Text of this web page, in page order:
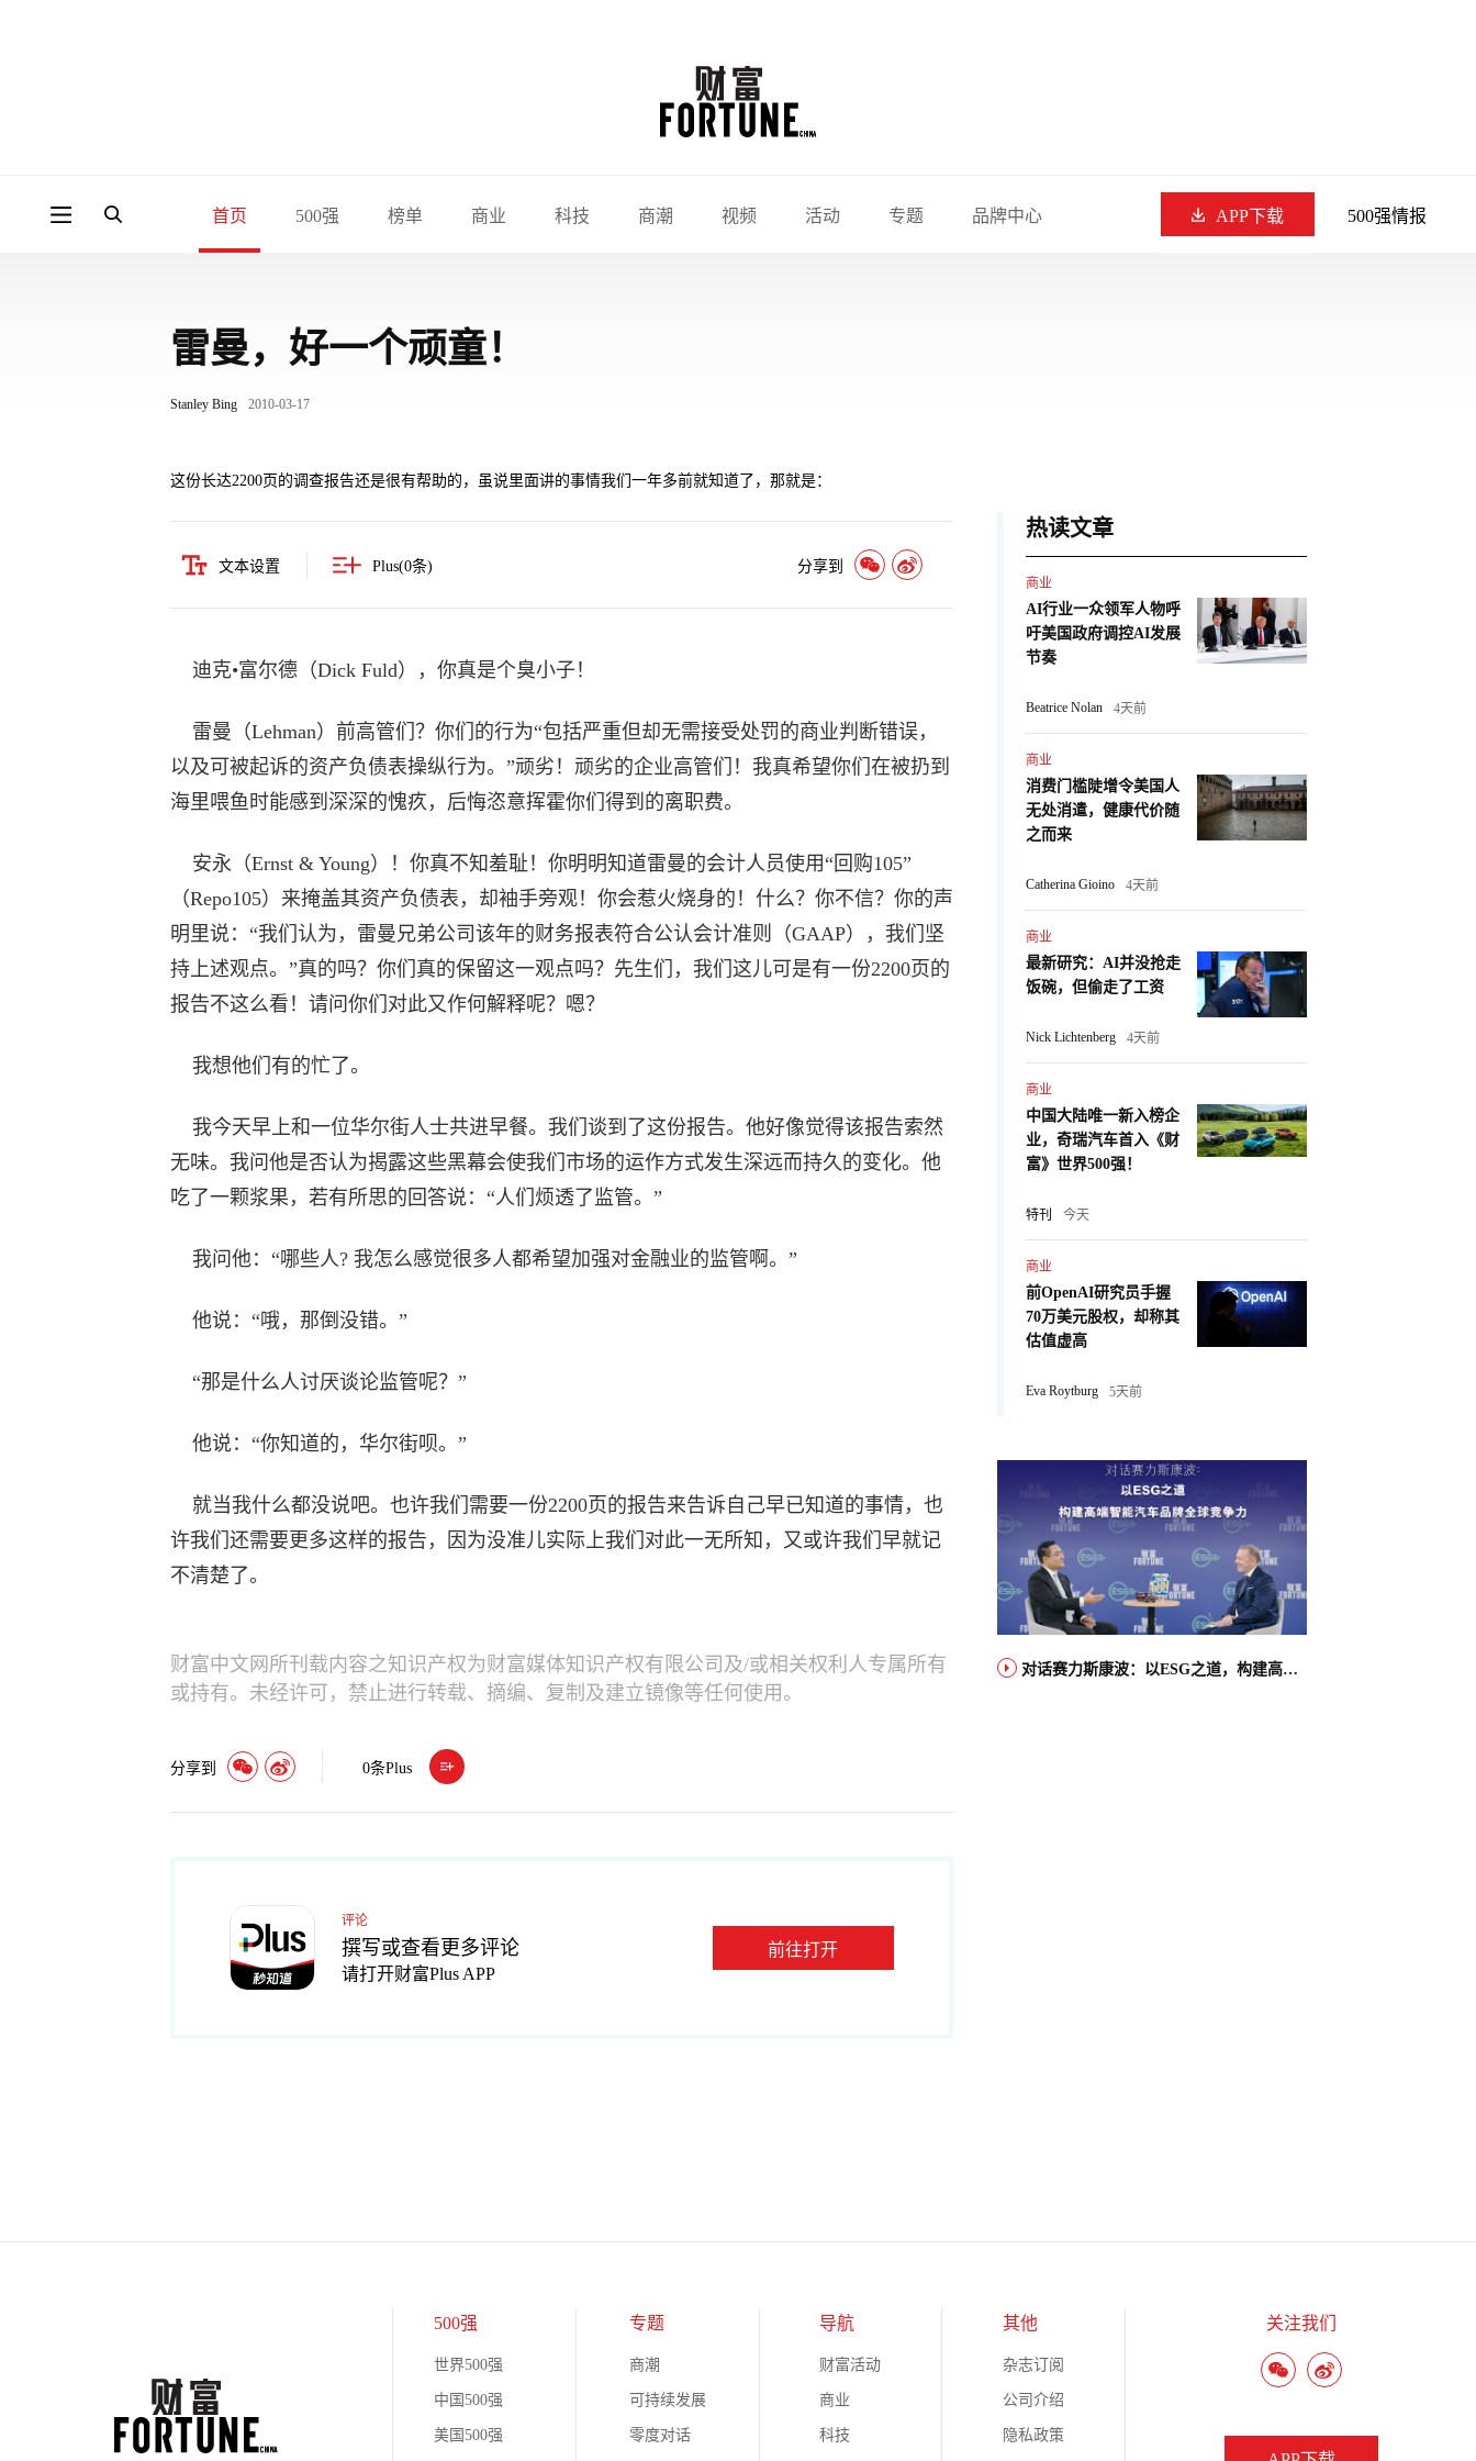
首页 500强 榜单 商业 科技 商潮 视频 活动 专题 品牌中心 APP下载 500强情报
雷曼，好一个顽童！
Stanley Bing 2010-03-17
这份长达2200页的调查报告还是很有帮助的，虽说里面讲的事情我们一年多前就知道了，那就是：
文本设置 Plus(0条) 分享到
迪克•富尔德（Dick Fuld），你真是个臭小子！
雷曼（Lehman）前高管们？你们的行为“包括严重但却无需接受处罚的商业判断错误，
以及可被起诉的资产负债表操纵行为。”顽劣！顽劣的企业高管们！我真希望你们在被扔到
海里喂鱼时能感到深深的愧疚，后悔恣意挥霍你们得到的离职费。
安永（Ernst & Young）！你真不知羞耻！你明明知道雷曼的会计人员使用“回购105”
（Repo105）来掩盖其资产负债表，却袖手旁观！你会惹火烧身的！什么？你不信？你的声
明里说：“我们认为，雷曼兄弟公司该年的财务报表符合公认会计准则（GAAP），我们坚
持上述观点。”真的吗？你们真的保留这一观点吗？先生们，我们这儿可是有一份2200页的
报告不这么看！请问你们对此又作何解释呢？嗯？
我想他们有的忙了。
我今天早上和一位华尔街人士共进早餐。我们谈到了这份报告。他好像觉得该报告索然
无味。我问他是否认为揭露这些黑幕会使我们市场的运作方式发生深远而持久的变化。他
吃了一颗浆果，若有所思的回答说：“人们烦透了监管。”
我问他：“哪些人? 我怎么感觉很多人都希望加强对金融业的监管啊。”
他说：“哦，那倒没错。”
“那是什么人讨厌谈论监管呢？”
他说：“你知道的，华尔街呗。”
就当我什么都没说吧。也许我们需要一份2200页的报告来告诉自己早已知道的事情，也
许我们还需要更多这样的报告，因为没准儿实际上我们对此一无所知，又或许我们早就记
不清楚了。
财富中文网所刊载内容之知识产权为财富媒体知识产权有限公司及/或相关权利人专属所有
或持有。未经许可，禁止进行转载、摘编、复制及建立镜像等任何使用。
分享到 0条Plus
评论
撰写或查看更多评论
请打开财富Plus APP
前往打开
热读文章
商业
AI行业一众领军人物呼
吁美国政府调控AI发展
节奏
Beatrice Nolan 4天前
商业
消费门槛陡增令美国人
无处消遣，健康代价随
之而来
Catherina Gioino 4天前
商业
最新研究：AI并没抢走
饭碗，但偷走了工资
Nick Lichtenberg 4天前
商业
中国大陆唯一新入榜企
业，奇瑞汽车首入《财
富》世界500强！
特刊 今天
商业
前OpenAI研究员手握
70万美元股权，却称其
估值虚高
Eva Roytburg 5天前
对话赛力斯康波：以ESG之道，构建高端智能汽车品牌全球竞争力
500强
世界500强
中国500强
美国500强
专题
商潮
可持续发展
零度对话
导航
财富活动
商业
科技
其他
杂志订阅
公司介绍
隐私政策
关注我们